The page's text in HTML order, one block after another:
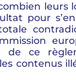
leurs
pour
de ce
contenus